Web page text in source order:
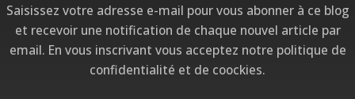
Saisissez votre adresse e-mail pour vous abonner à ce blog
et recevoir une notification de chaque nouvel article par
email. En vous inscrivant vous acceptez notre politique de
confidentialité et de coockies.
mail